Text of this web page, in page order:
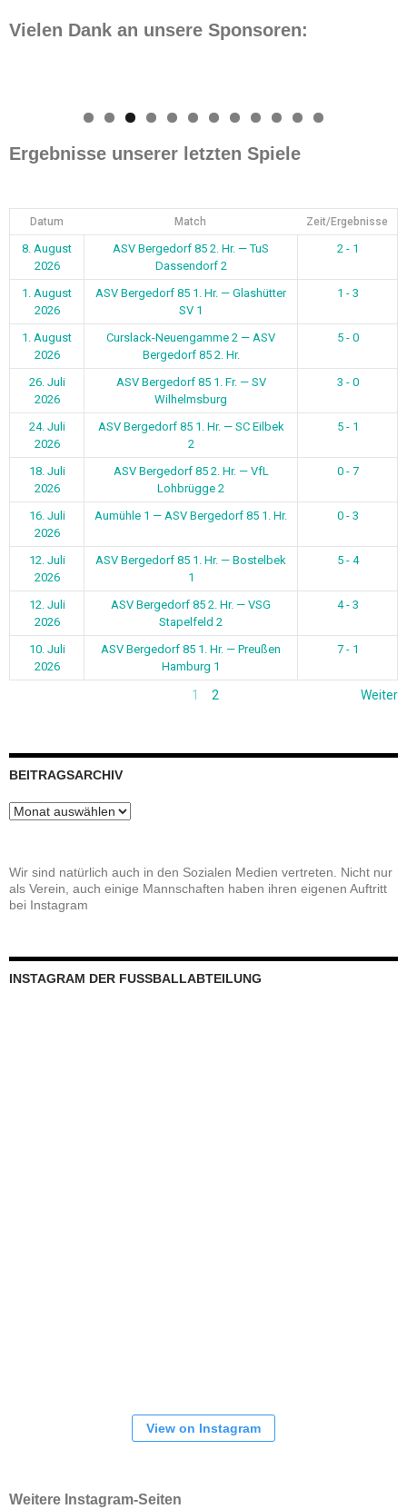
Vielen Dank an unsere Sponsoren:
0 1 2
Ergebnisse unserer letzten Spiele
Datum Match Zeit/Ergebnisse
8. August
2026
ASV Bergedorf 85 2. Hr. — TuS
Dassendorf 2
2 - 1
1. August
2026
ASV Bergedorf 85 1. Hr. — Glashütter
SV 1
1 - 3
1. August
2026
Curslack-Neuengamme 2 — ASV
Bergedorf 85 2. Hr.
5 - 0
26. Juli
2026
ASV Bergedorf 85 1. Fr. — SV
Wilhelmsburg
3 - 0
24. Juli
2026
ASV Bergedorf 85 1. Hr. — SC Eilbek
2
5 - 1
18. Juli
2026
ASV Bergedorf 85 2. Hr. — VfL
Lohbrügge 2
0 - 7
16. Juli
2026
Aumühle 1 — ASV Bergedorf 85 1. Hr. 0 - 3
12. Juli
2026
ASV Bergedorf 85 1. Hr. — Bostelbek
1
5 - 4
12. Juli
2026
ASV Bergedorf 85 2. Hr. — VSG
Stapelfeld 2
4 - 3
10. Juli
2026
ASV Bergedorf 85 1. Hr. — Preußen
Hamburg 1
7 - 1
1 2 Weiter
BEITRAGSARCHIV
Beitragsarchiv
Wir sind natürlich auch in den Sozialen Medien vertreten. Nicht nur
als Verein, auch einige Mannschaften haben ihren eigenen Auftritt
bei Instagram
INSTAGRAM DER FUSSBALLABTEILUNG
View on Instagram
Weitere Instagram-Seiten